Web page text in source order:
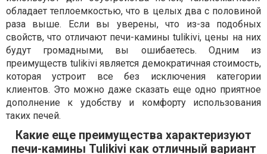
обладает теплоемкостью, что в целых два с половиной
раза выше. Если вы уверены, что из-за подобных
свойств, что отличают печи-камины tulikivi, цены на них
будут громадными, вы ошибаетесь. Одним из
преимуществ tulikivi является демократичная стоимость,
которая устроит все без исключения категории
клиентов. Это можно даже сказать еще одно приятное
дополнение к удобству и комфорту использования
таких печей.
Какие еще преимущества характеризуют
печи-камины Tulikivi как отличный вариант